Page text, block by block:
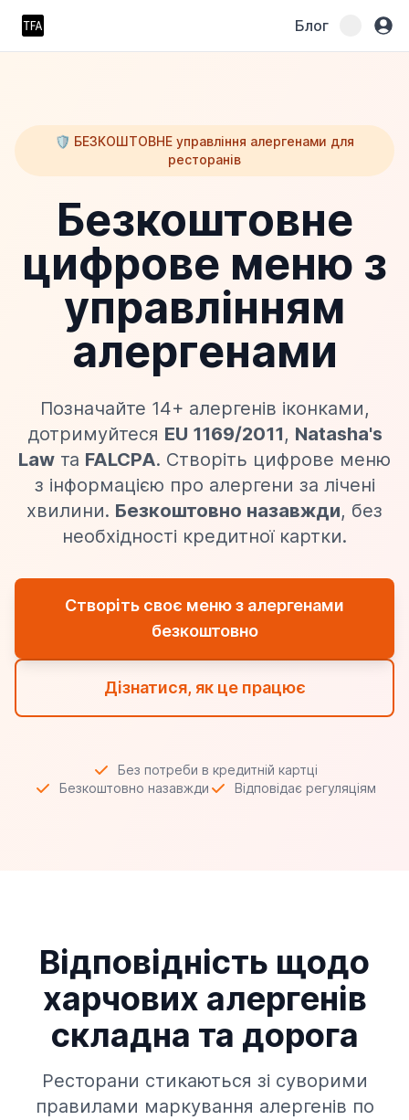
Блог
🛡️ БЕЗКОШТОВНЕ управління алергенами для
ресторанів
Безкоштовне
цифрове меню з
управлінням
алергенами
Позначайте 14+ алергенів іконками,
дотримуйтеся EU 1169/2011, Natasha's
Law та FALCPA. Створіть цифрове меню
з інформацією про алергени за лічені
хвилини. Безкоштовно назавжди, без
необхідності кредитної картки.
Створіть своє меню з алергенами
безкоштовно
Дізнатися, як це працює
Без потреби в кредитній картці
Безкоштовно назавжди
Відповідає регуляціям
Відповідність щодо
харчових алергенів
складна та дорога
Ресторани стикаються зі суворими
правилами маркування алергенів по